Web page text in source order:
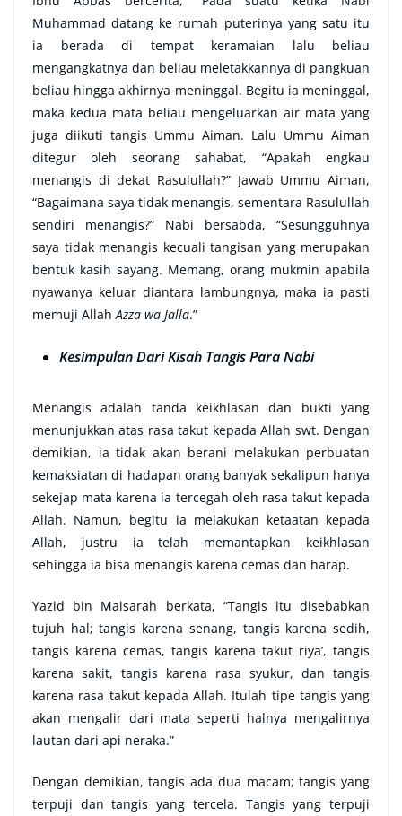
Muhammad datang ke rumah puterinya yang satu itu
ia berada di tempat keramaian lalu beliau
mengangkatnya dan beliau meletakkannya di pangkuan
beliau hingga akhirnya meninggal. Begitu ia meninggal,
maka kedua mata beliau mengeluarkan air mata yang
juga diikuti tangis Ummu Aiman. Lalu Ummu Aiman
ditegur oleh seorang sahabat, “Apakah engkau
menangis di dekat Rasulullah?” Jawab Ummu Aiman,
“Bagaimana saya tidak menangis, sementara Rasulullah
sendiri menangis?” Nabi bersabda, “Sesungguhnya
saya tidak menangis kecuali tangisan yang merupakan
bentuk kasih sayang. Memang, orang mukmin apabila
nyawanya keluar diantara lambungnya, maka ia pasti
memuji AllahAzza wa Jalla.”
Kesimpulan Dari Kisah Tangis Para Nabi
Menangis adalah tanda keikhlasan dan bukti yang
menunjukkan atas rasa takut kepada Allah swt. Dengan
demikian, ia tidak akan berani melakukan perbuatan
kemaksiatan di hadapan orang banyak sekalipun hanya
sekejap mata karena ia tercegah oleh rasa takut kepada
Allah. Namun, begitu ia melakukan ketaatan kepada
Allah, justru ia telah memantapkan keikhlasan
sehingga ia bisa menangis karena cemas dan harap.
Yazid bin Maisarah berkata, “Tangis itu disebabkan
tujuh hal; tangis karena senang, tangis karena sedih,
tangis karena cemas, tangis karena takut riya’, tangis
karena sakit, tangis karena rasa syukur, dan tangis
karena rasa takut kepada Allah. Itulah tipe tangis yang
akan mengalir dari mata seperti halnya mengalirnya
lautan dari api neraka.”
Dengan demikian, tangis ada dua macam; tangis yang
terpuji dan tangis yang tercela. Tangis yang terpuji